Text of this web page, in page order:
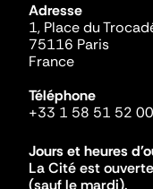
Adresse
1, Place du
75116 Paris
France
Téléphone
+33 1 58 51 52 00
Jours et heures
La Cité est
(sauf le mardi).